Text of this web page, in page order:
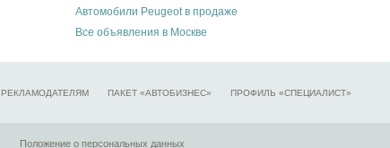
Автомобили Peugeot в продаже
Все объявления в Москве
РЕКЛАМОДАТЕЛЯМ ПАКЕТ «АВТОБИЗНЕС» ПРОФИЛЬ «СПЕЦИАЛИСТ»
Положение о персональных данных